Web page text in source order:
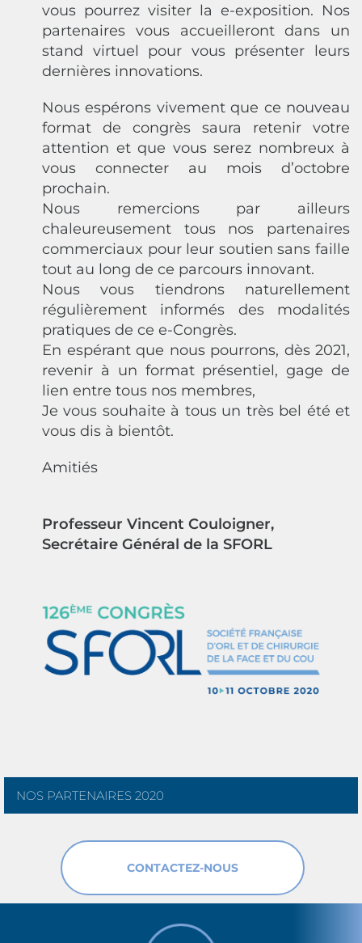
vous pourrez visiter la e-exposition. Nos
partenaires vous accueilleront dans un
stand virtuel pour vous présenter leurs
dernières innovations.
Nous espérons vivement que ce nouveau
format de congrès saura retenir votre
attention et que vous serez nombreux à
vous connecter au mois d’octobre
prochain.
Nous remercions par ailleurs
chaleureusement tous nos partenaires
commerciaux pour leur soutien sans faille
tout au long de ce parcours innovant.
Nous vous tiendrons naturellement
régulièrement informés des modalités
pratiques de ce e-Congrès.
En espérant que nous pourrons, dès 2021,
revenir à un format présentiel, gage de
lien entre tous nos membres,
Je vous souhaite à tous un très bel été et
vous dis à bientôt.
Amitiés
Professeur Vincent Couloigner,
Secrétaire Général de la SFORL
NOS PARTENAIRES 2020
CONTACTEZ-NOUS